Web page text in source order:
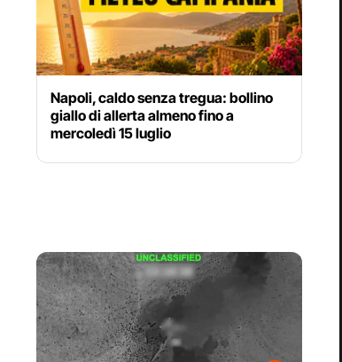
Napoli, caldo senza tregua: bollino
giallo di allerta almeno fino a
mercoledì 15 luglio